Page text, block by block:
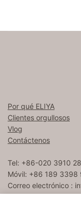
Por qué ELIYA
Clientes orgullosos
Vlog
Contáctenos
Tel: +86-020 3910
Móvil: +86 189 3398
Correo electrónico :